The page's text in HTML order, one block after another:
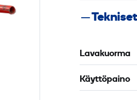
Lavakuorma
Käyttöpaino